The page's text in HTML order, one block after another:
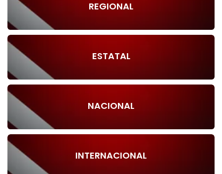
REGIONAL
ESTATAL
NACIONAL
INTERNACIONAL